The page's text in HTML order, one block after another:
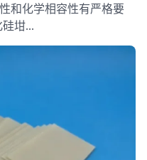
和化学相容性有严格要
硅坩…